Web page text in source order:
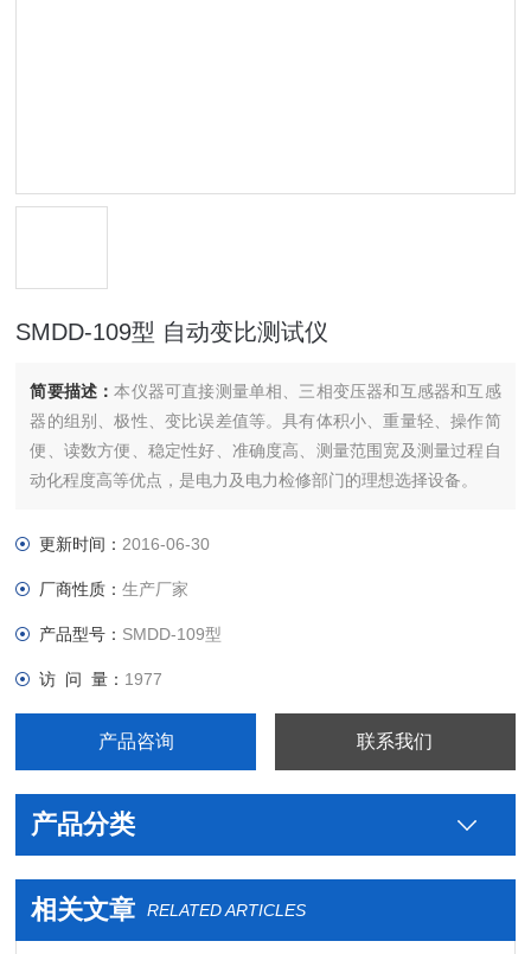
SMDD-109型 自动变比测试仪
简要描述：本仪器可直接测量单相、三相变压器和互感器和互感
器的组别、极性、变比误差值等。具有体积小、重量轻、操作简
便、读数方便、稳定性好、准确度高、测量范围宽及测量过程自
动化程度高等优点，是电力及电力检修部门的理想选择设备。
更新时间： 2016-06-30
厂商性质：生产厂家
产品型号： SMDD-109型
访 问 量： 1977
产品咨询 联系我们
产品分类
相关文章 RELATED ARTICLES